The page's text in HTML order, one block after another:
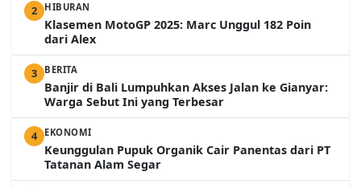
2 HIBURAN
Klasemen MotoGP 2025: Marc Unggul 182 Poin
dari Alex
3 BERITA
Banjir di Bali Lumpuhkan Akses Jalan ke Gianyar:
Warga Sebut Ini yang Terbesar
4 EKONOMI
Keunggulan Pupuk Organik Cair Panentas dari PT
Tatanan Alam Segar